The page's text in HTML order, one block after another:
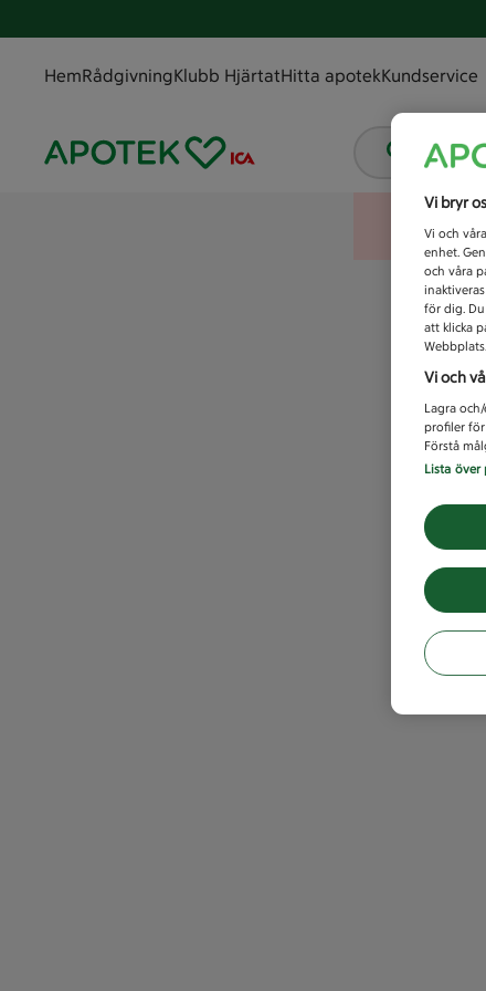
HemRådgivningKlubb HjärtatHitta apotekKundservice
Vad
Vi bryr
Vi och våra
enhet.
och våra
för dig.
att klicka
Vi och
Lagra
profiler för
Förstå
Lista över